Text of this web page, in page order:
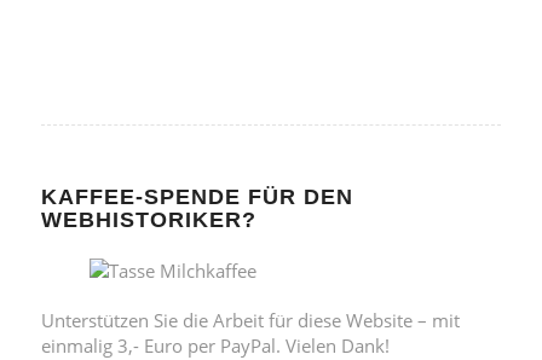
KAFFEE-SPENDE FÜR DEN
WEBHISTORIKER?
Unterstützen Sie die Arbeit für diese Website – mit
einmalig 3,- Euro per PayPal. Vielen Dank!